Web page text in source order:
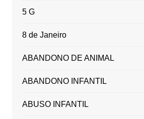
5 G
8 de Janeiro
ABANDONO DE ANIMAL
ABANDONO INFANTIL
ABUSO INFANTIL